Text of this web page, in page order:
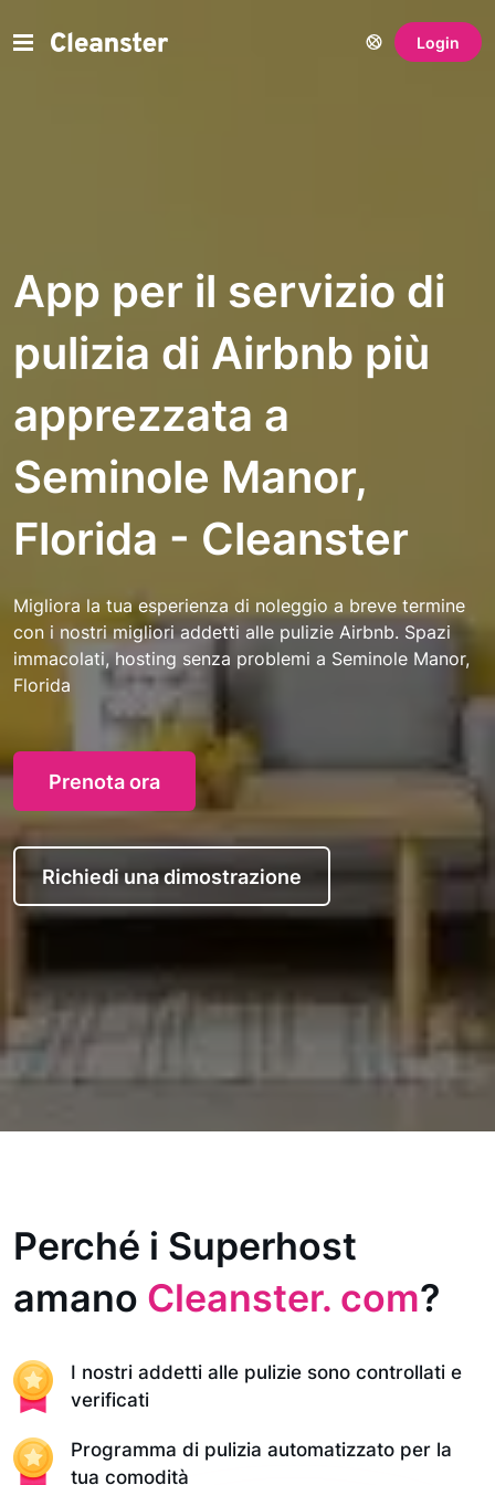
Login
App per il servizio di
pulizia di Airbnb più
apprezzata a
Seminole Manor,
Florida - Cleanster
Migliora la tua esperienza di noleggio a breve termine
con i nostri migliori addetti alle pulizie Airbnb. Spazi
immacolati, hosting senza problemi a Seminole Manor,
Florida
Prenota ora
Richiedi una dimostrazione
Perché i Superhost
amano Cleanster. com?
I nostri addetti alle pulizie sono controllati e
verificati
Programma di pulizia automatizzato per la
tua comodità